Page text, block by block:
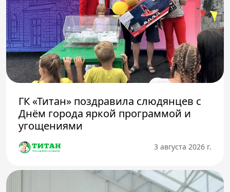
ГК «Титан» поздравила слюдянцев с
Днём города яркой программой и
угощениями
3 августа 2026 г.